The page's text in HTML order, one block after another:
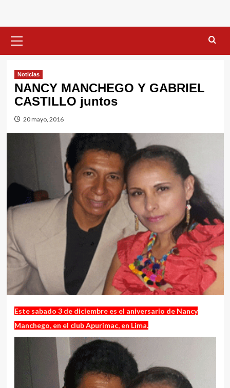
primario
Noticias
NANCY MANCHEGO Y GABRIEL
CASTILLO juntos
20 mayo, 2016
Este sabado 3 de diciembre es el aniversario de Nancy
Manchego, en el club Apurimac, en Lima.